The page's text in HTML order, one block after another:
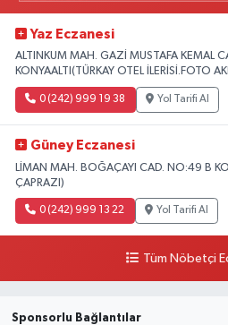
Yaz Eczanesi
ALTINKUM MAH. GAZİ MUSTAFA KEMAL
KONYAALTI(TÜRKAY OTEL İLERİSİ.FOTO
0 (242) 999 19 38 Yol Tarifi Al
Güney Eczanesi
LİMAN MAH. BOĞAÇAYI CAD. NO:49 B
ÇAPRAZI)
0 (242) 999 13 22 Yol Tarifi Al
Tüm Nöbetçi
Sponsorlu Bağlantılar